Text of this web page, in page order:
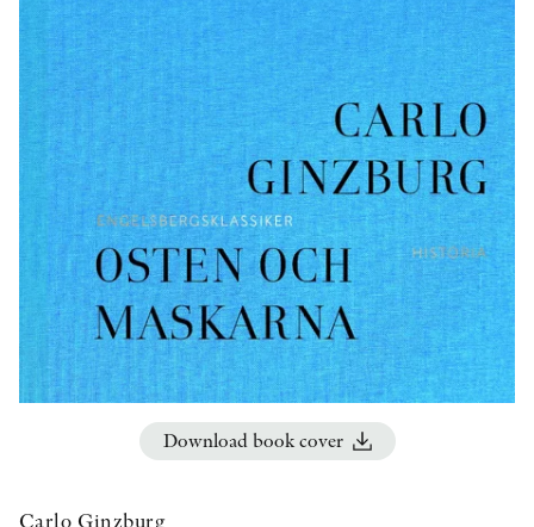
AWARDS
OTHER FORMATS
PEER REVIEW PROCESS
Download book cover
Carlo Ginzburg